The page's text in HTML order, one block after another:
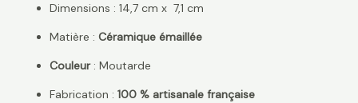
Dimensions : 14,7 cm x 7,1 cm
Matière : Céramique émaillée
Couleur: Moutarde
Fabrication : 100 % artisanale française